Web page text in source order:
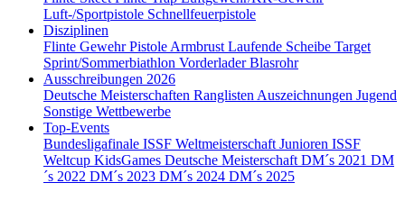
Luft-/Sportpistole Schnellfeuerpistole
Disziplinen
Flinte GewehrPistole Armbrust Laufende Scheibe Target
Sprint/Sommerbiathlon VorderladerBlasrohr
Ausschreibungen 2026
Deutsche Meisterschaften Ranglisten Auszeichnungen Jugend
Sonstige Wettbewerbe
Top-Events
Bundesligafinale ISSF Weltmeisterschaft Junioren ISSF
Weltcup KidsGames Deutsche Meisterschaft DM´s 2021 DM
´s 2022 DM´s 2023 DM´s 2024 DM´s 2025